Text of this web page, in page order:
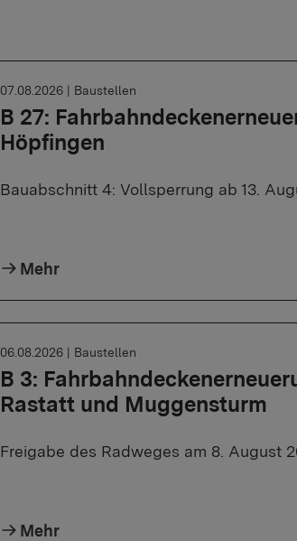
B 27:
Höpfingen
07.08.2026 | Baustellen
Bauabschnitt 4: Vollsperrung ab 13.
Mehr
B 3:
Rastatt und Muggensturm
06.08.2026 | Baustellen
Freigabe des Radweges am 8. August
Mehr